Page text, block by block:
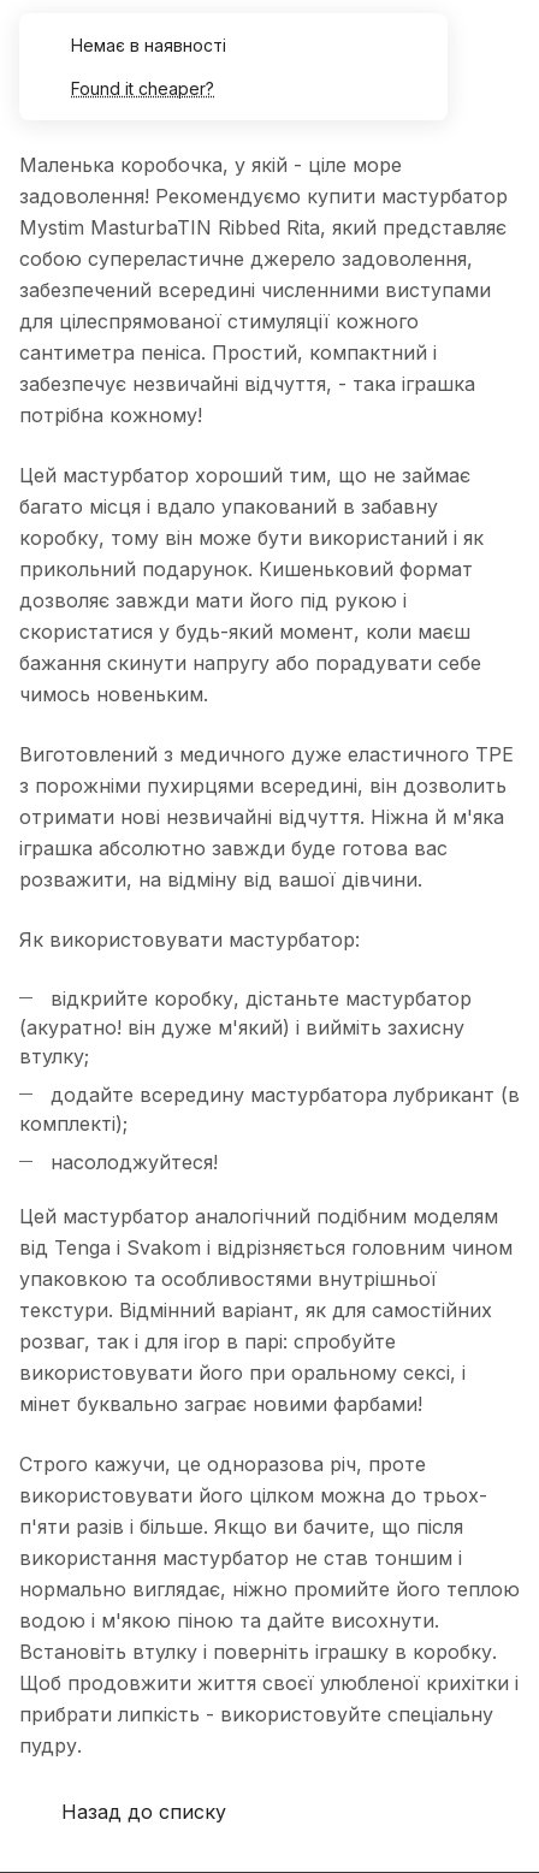
Немає в наявності
Found it cheaper?
Маленька коробочка, у якій - ціле море
задоволення! Рекомендуємо купити мастурбатор
Mystim MasturbaTIN Ribbed Rita, який представляє
собою супереластичне джерело задоволення,
забезпечений всередині численними виступами
для цілеспрямованої стимуляції кожного
сантиметра пеніса. Простий, компактний і
забезпечує незвичайні відчуття, - така іграшка
потрібна кожному!
Цей мастурбатор хороший тим, що не займає
багато місця і вдало упакований в забавну
коробку, тому він може бути використаний і як
прикольний подарунок. Кишеньковий формат
дозволяє завжди мати його під рукою і
скористатися у будь-який момент, коли маєш
бажання скинути напругу або порадувати себе
чимось новеньким.
Виготовлений з медичного дуже еластичного TPE
з порожніми пухирцями всередині, він дозволить
отримати нові незвичайні відчуття. Ніжна й м'яка
іграшка абсолютно завжди буде готова вас
розважити, на відміну від вашої дівчини.
Як використовувати мастурбатор:
відкрийте коробку, дістаньте мастурбатор
(акуратно! він дуже м'який) і вийміть захисну
втулку;
додайте всередину мастурбатора лубрикант (в
комплекті);
насолоджуйтеся!
Цей мастурбатор аналогічний подібним моделям
від Tenga і Svakom і відрізняється головним чином
упаковкою та особливостями внутрішньої
текстури. Відмінний варіант, як для самостійних
розваг, так і для ігор в парі: спробуйте
використовувати його при оральному сексі, і
мінет буквально заграє новими фарбами!
Строго кажучи, це одноразова річ, проте
використовувати його цілком можна до трьох-
п'яти разів і більше. Якщо ви бачите, що після
використання мастурбатор не став тоншим і
нормально виглядає, ніжно промийте його теплою
водою і м'якою піною та дайте висохнути.
Встановіть втулку і поверніть іграшку в коробку.
Щоб продовжити життя своєї улюбленої крихітки і
прибрати липкість - використовуйте спеціальну
пудру.
Назад до списку